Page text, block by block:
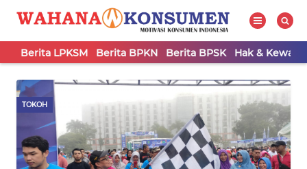
Berita LPKSM Berita BPKN Berita BPSK Hak &
TOKOH
TV
Tutup
BERITA
LPKSM